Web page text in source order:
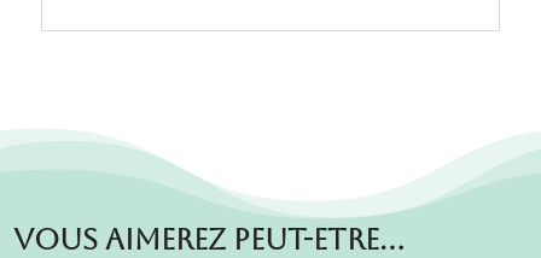
Vous aimerez peut-etre…